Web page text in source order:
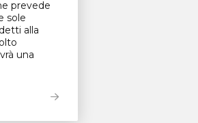
prevede
sole
alla
una